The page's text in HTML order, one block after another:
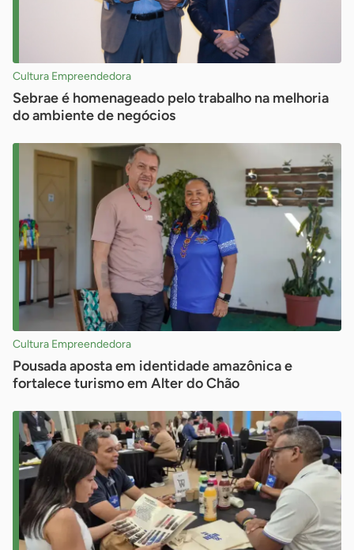
Cultura Empreendedora
Sebrae é homenageado pelo trabalho na melhoria
do ambiente de negócios
Cultura Empreendedora
Pousada aposta em identidade amazônica e
fortalece turismo em Alter do Chão